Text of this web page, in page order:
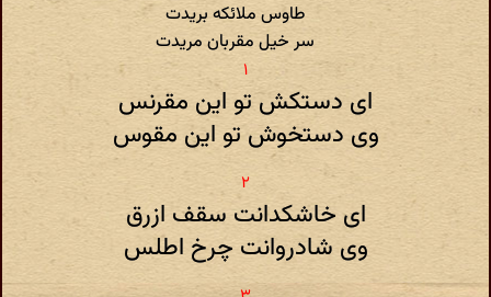
طاوس ملائکه بریدت
سر خیل مقربان مریدت
ای دستکش تو این مقرنس
وی دستخوش تو این مقوس
ای خاشکدانت سقف ازرق
وی شادروانت چرخ اطلس